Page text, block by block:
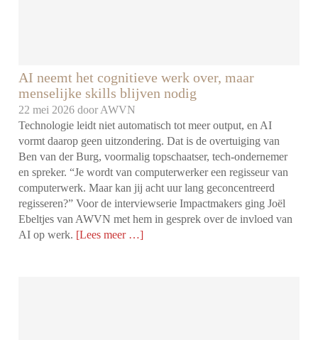
AI neemt het cognitieve werk over, maar
menselijke skills blijven nodig
22 mei 2026 door AWVN
Technologie leidt niet automatisch tot meer output, en AI
vormt daarop geen uitzondering. Dat is de overtuiging van
Ben van der Burg, voormalig topschaatser, tech-ondernemer
en spreker. “Je wordt van computerwerker een regisseur van
computerwerk. Maar kan jij acht uur lang geconcentreerd
regisseren?” Voor de interviewserie Impactmakers ging Joël
Ebeltjes van AWVN met hem in gesprek over de invloed van
AI op werk. [Lees meer …]